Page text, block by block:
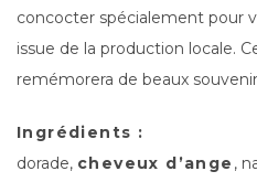
concocter spécialement pour
issue de la production locale.
remémorera de beaux
Ingrédients :
dorade, cheveux d’ange ,